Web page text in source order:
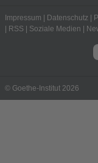
Impressum Datenschutz
RSS Soziale Medien
© Goethe-Institut 2026